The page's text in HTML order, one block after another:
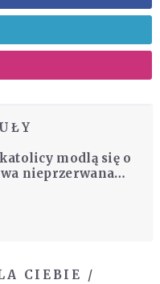
modlą się o
nieprzerwana
CIEBIE /